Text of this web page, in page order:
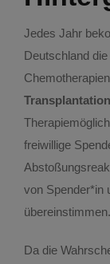
Kontakt
Archiv
Breaking the
Care & Travel
Jedes Jahr
Deutschland
Transplantation
freiwillige
von Spender*in
übereinstimmen.
Da die